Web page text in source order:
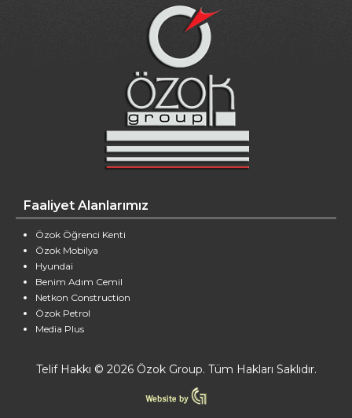
Faaliyet Alanlarımız
Özok Öğrenci Kenti
Özok Mobilya
Hyundai
Benim Adım Cemil
Netkon Construction
Özok Petrol
Media Plus
Telif Hakkı © 2026 Özok Group. Tüm Hakları Saklıdır.